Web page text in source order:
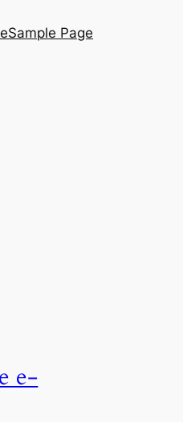
Sample Page
e-